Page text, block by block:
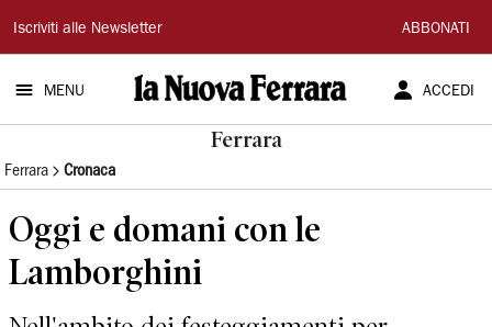
La
Nuova
Ferrara
Iscriviti alle Newsletter ABBONATI
MENU ACCEDI
Ferrara
Ferrara Cronaca
Oggi e domani con le
Lamborghini